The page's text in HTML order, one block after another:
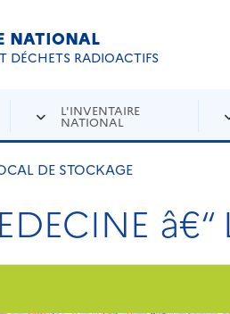
NATIONAL
DÉCHETS RADIOACTIFS
L'INVENTAIRE
NATIONAL
DE STOCKAGE